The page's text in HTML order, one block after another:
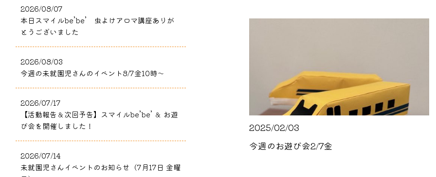
2025/02/03
今週のお遊び会2/7金
2026/08/07
本日スマイルbe’be’ 虫よけアロマ講座ありが
とうございました
2026/08/03
今週の未就園児さんのイベント8/7金10時～
2026/07/17
【活動報告＆次回予告】スマイルbe’be’ ＆ お遊
び会を開催しました！
2026/07/14
未就園児さんイベントのお知らせ（7月17日 金曜